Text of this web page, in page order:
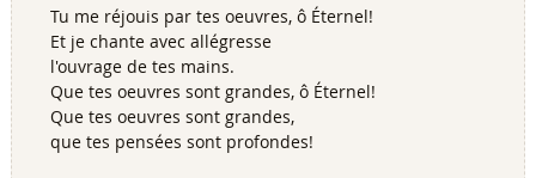
Tu me réjouis par tes oeuvres, ô Éternel!
Et je chante avec allégresse
l'ouvrage de tes mains.
Que tes oeuvres sont grandes, ô Éternel!
Que tes oeuvres sont grandes,
que tes pensées sont profondes!